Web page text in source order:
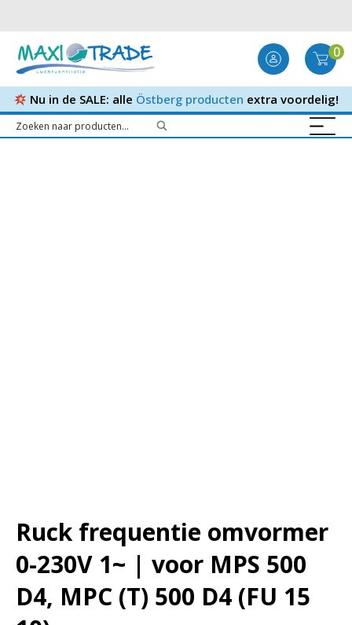
0
Nu in de SALE: alle Östberg producten extra voordelig!
Ruck frequentie omvormer
0-230V 1~ | voor MPS 500
D4, MPC (T) 500 D4 (FU 15